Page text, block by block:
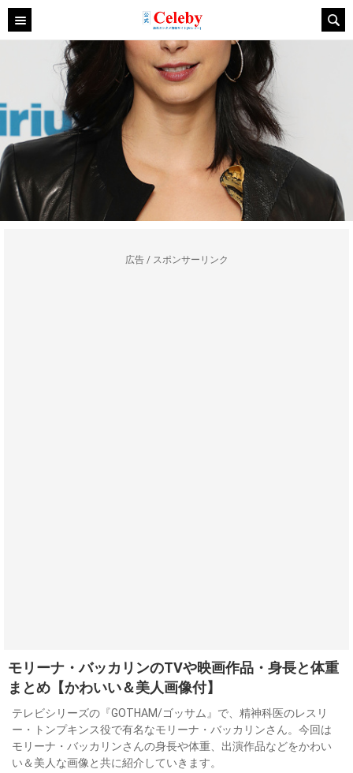
広告 / スポンサーリンク
モリーナ・バッカリンのTVや映画作品・身長と体重
まとめ【かわいい＆美人画像付】
テレビシリーズの『GOTHAM/ゴッサム』で、精神科医のレスリ
ー・トンプキンス役で有名なモリーナ・バッカリンさん。今回は
モリーナ・バッカリンさんの身長や体重、出演作品などをかわい
い＆美人な画像と共に紹介していきます。